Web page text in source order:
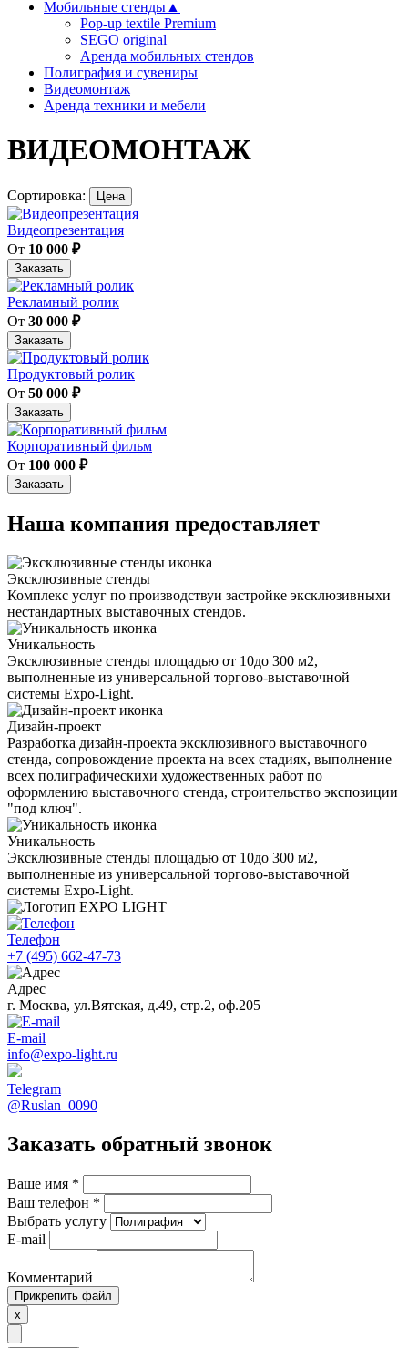
Мобильные стенды ▲
Pop-up textile Premium
SEGO original
Аренда мобильных стендов
Полиграфия и сувениры
Видеомонтаж
Аренда техники и мебели
ВИДЕОМОНТАЖ
Сортировка: Цена
Видеопрезентация
От 10 000 ₽
Заказать
Рекламный ролик
От 30 000 ₽
Заказать
Продуктовый ролик
От 50 000 ₽
Заказать
Корпоративный фильм
От 100 000 ₽
Заказать
Наша компания предоставляет
Эксклюзивные стенды
Комплекс услуг по производствуи застройке эксклюзивныхи
нестандартных выставочных стендов.
Уникальность
Эксклюзивные стенды площадью от 10до 300 м2,
выполненные из универсальной торгово-выставочной
системы Expo-Light.
Дизайн-проект
Разработка дизайн-проекта эксклюзивного выставочного
стенда, сопровождение проекта на всех стадиях, выполнение
всех полиграфическихи художественных работ по
оформлению выставочного стенда, строительство экспозиции
"под ключ".
Уникальность
Эксклюзивные стенды площадью от 10до 300 м2,
выполненные из универсальной торгово-выставочной
системы Expo-Light.
Телефон
+7 (495) 662-47-73
Адрес
г. Москва, ул.Вятская, д.49, стр.2, оф.205
E-mail
info@expo-light.ru
Telegram
@Ruslan_0090
Заказать обратный звонок
Ваше имя *
Ваш телефон *
Выбрать услугу
E-mail
Комментарий
Прикрепить файл
x